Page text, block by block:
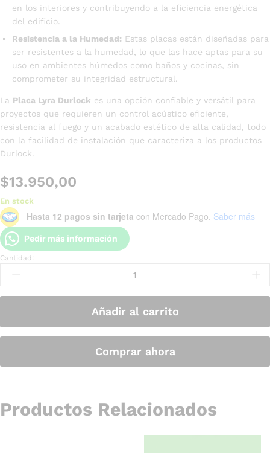
en los interiores y contribuyendo a la eficiencia energética
del edificio.
Resistencia a la Humedad: Estas placas están diseñadas para
ser resistentes a la humedad, lo que las hace aptas para su
uso en ambientes húmedos como baños y cocinas, sin
comprometer su integridad estructural.
La Placa Lyra Durlock es una opción confiable y versátil para
proyectos que requieren un control acústico eficiente,
resistencia al fuego y un acabado estético de alta calidad, todo
con la facilidad de instalación que caracteriza a los productos
Durlock.
$13.950,00
En stock
Hasta 12 pagos sin tarjeta con Mercado Pago. Saber más
Pedir más información
Cantidad:
Añadir al carrito
Comprar ahora
Productos Relacionados